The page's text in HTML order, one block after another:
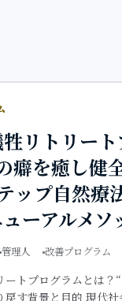
牲リトリー
癖を癒し健
ップ自然療
ーアルメソ
管理人 改善プログラム
ートプログラムとは？
戻す背景と目的 現代